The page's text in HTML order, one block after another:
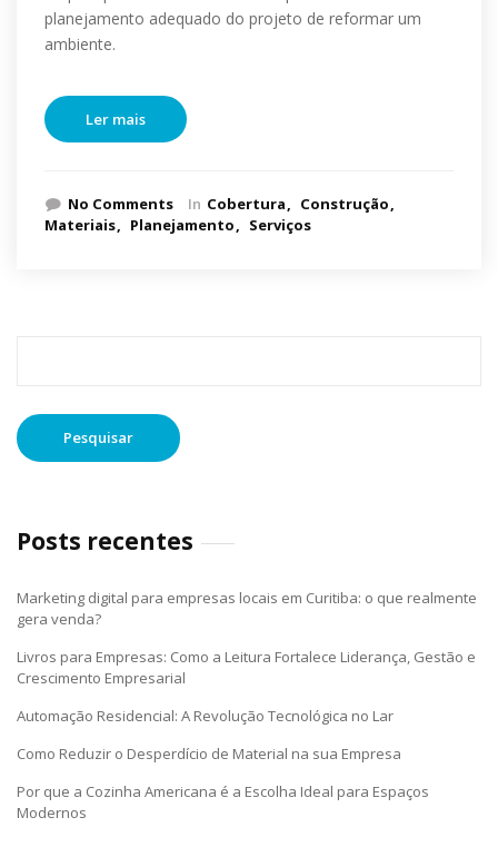
planejamento adequado do projeto de reformar um
ambiente.
Ler mais
No Comments In Cobertura
Construção
Materiais
Planejamento Serviços
Posts recentes
Marketing digital para empresas locais em Curitiba: o que realmente
gera venda?
Livros para Empresas: Como a Leitura Fortalece Liderança, Gestão e
Crescimento Empresarial
Automação Residencial: A Revolução Tecnológica no Lar
Como Reduzir o Desperdício de Material na sua Empresa
Por que a Cozinha Americana é a Escolha Ideal para Espaços
Modernos